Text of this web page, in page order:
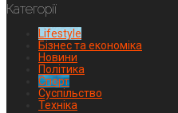
Категорії
Lifestyle
Бізнес та економіка
Новини
Політика
Спорт
Суспільство
Техніка